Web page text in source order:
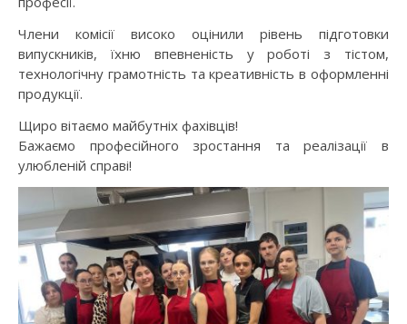
Члени комісії високо оцінили рівень підготовки
випускників, їхню впевненість у роботі з тістом,
технологічну грамотність та креативність в оформленні
продукції.
Щиро вітаємо майбутніх фахівців!
Бажаємо професійного зростання та реалізації в
улюбленій справі!